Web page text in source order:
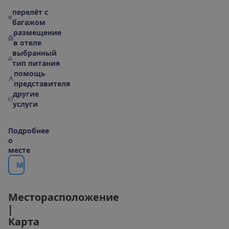
перелёт с
багажом
размещение
в отеле
выбранный
тип питания
помощь
представителя
другие
услуги
Подробнее
о
месте
Ме
Месторасположение
Карта